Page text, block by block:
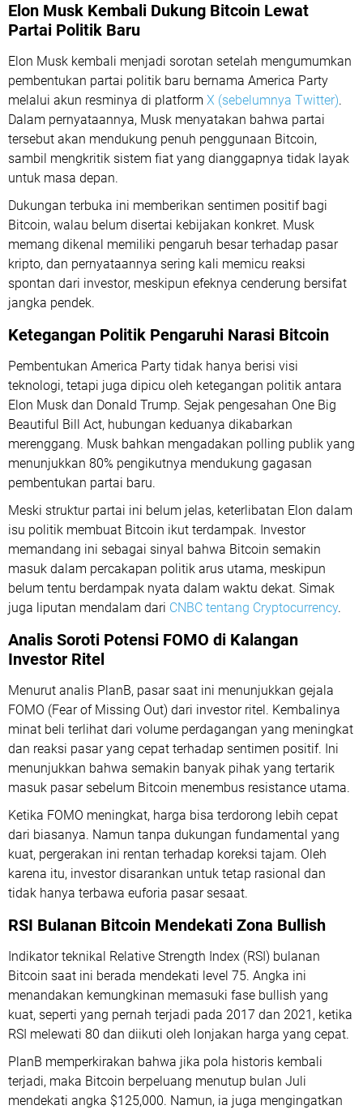
Elon Musk Kembali Dukung Bitcoin Lewat
Partai Politik Baru
Elon Musk kembali menjadi sorotan setelah mengumumkan
pembentukan partai politik baru bernama America Party
melalui akun resminya di platform X (sebelumnya Twitter).
Dalam pernyataannya, Musk menyatakan bahwa partai
tersebut akan mendukung penuh penggunaan Bitcoin,
sambil mengkritik sistem fiat yang dianggapnya tidak layak
untuk masa depan.
Dukungan terbuka ini memberikan sentimen positif bagi
Bitcoin, walau belum disertai kebijakan konkret. Musk
memang dikenal memiliki pengaruh besar terhadap pasar
kripto, dan pernyataannya sering kali memicu reaksi
spontan dari investor, meskipun efeknya cenderung bersifat
jangka pendek.
Ketegangan Politik Pengaruhi Narasi Bitcoin
Pembentukan America Party tidak hanya berisi visi
teknologi, tetapi juga dipicu oleh ketegangan politik antara
Elon Musk dan Donald Trump. Sejak pengesahan One Big
Beautiful Bill Act, hubungan keduanya dikabarkan
merenggang. Musk bahkan mengadakan polling publik yang
menunjukkan 80% pengikutnya mendukung gagasan
pembentukan partai baru.
Meski struktur partai ini belum jelas, keterlibatan Elon dalam
isu politik membuat Bitcoin ikut terdampak. Investor
memandang ini sebagai sinyal bahwa Bitcoin semakin
masuk dalam percakapan politik arus utama, meskipun
belum tentu berdampak nyata dalam waktu dekat. Simak
juga liputan mendalam dari CNBC tentang Cryptocurrency.
Analis Soroti Potensi FOMO di Kalangan
Investor Ritel
Menurut analis PlanB, pasar saat ini menunjukkan gejala
FOMO (Fear of Missing Out) dari investor ritel. Kembalinya
minat beli terlihat dari volume perdagangan yang meningkat
dan reaksi pasar yang cepat terhadap sentimen positif. Ini
menunjukkan bahwa semakin banyak pihak yang tertarik
masuk pasar sebelum Bitcoin menembus resistance utama.
Ketika FOMO meningkat, harga bisa terdorong lebih cepat
dari biasanya. Namun tanpa dukungan fundamental yang
kuat, pergerakan ini rentan terhadap koreksi tajam. Oleh
karena itu, investor disarankan untuk tetap rasional dan
tidak hanya terbawa euforia pasar sesaat.
RSI Bulanan Bitcoin Mendekati Zona Bullish
Indikator teknikal Relative Strength Index (RSI) bulanan
Bitcoin saat ini berada mendekati level 75. Angka ini
menandakan kemungkinan memasuki fase bullish yang
kuat, seperti yang pernah terjadi pada 2017 dan 2021, ketika
RSI melewati 80 dan diikuti oleh lonjakan harga yang cepat.
PlanB memperkirakan bahwa jika pola historis kembali
terjadi, maka Bitcoin berpeluang menutup bulan Juli
mendekati angka $125,000. Namun, ia juga mengingatkan